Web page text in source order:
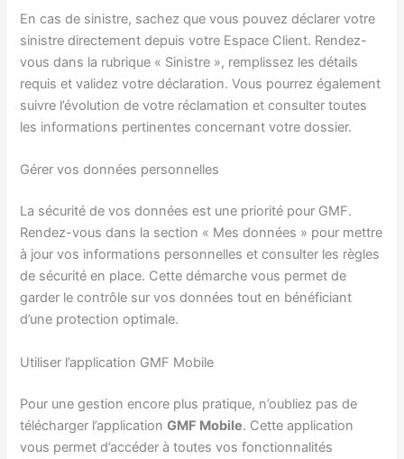
En cas de sinistre, sachez que vous pouvez déclarer votre
sinistre directement depuis votre Espace Client. Rendez-
vous dans la rubrique « Sinistre », remplissez les détails
requis et validez votre déclaration. Vous pourrez également
suivre l’évolution de votre réclamation et consulter toutes
les informations pertinentes concernant votre dossier.
Gérer vos données personnelles
La sécurité de vos données est une priorité pour GMF.
Rendez-vous dans la section « Mes données » pour mettre
à jour vos informations personnelles et consulter les règles
de sécurité en place. Cette démarche vous permet de
garder le contrôle sur vos données tout en bénéficiant
d’une protection optimale.
Utiliser l’application GMF Mobile
Pour une gestion encore plus pratique, n’oubliez pas de
télécharger l’applicationGMF Mobile. Cette application
vous permet d’accéder à toutes vos fonctionnalités